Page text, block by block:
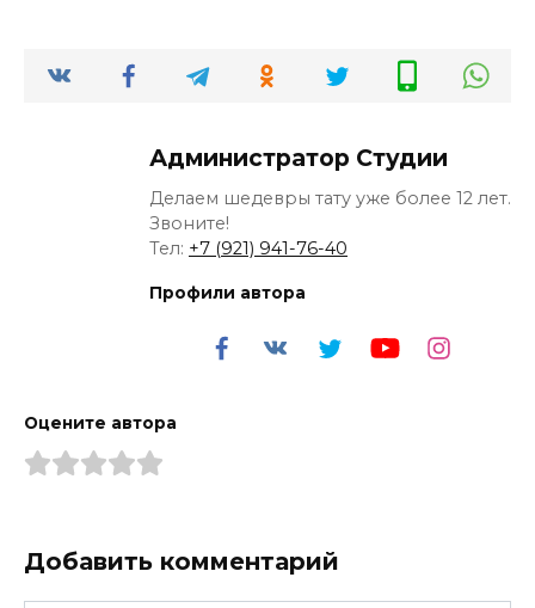
Администратор Студии
Делаем шедевры тату уже более 12 лет.
Звоните!
Тел: +7 (921) 941-76-40
Профили автора
Оцените автора
Добавить комментарий